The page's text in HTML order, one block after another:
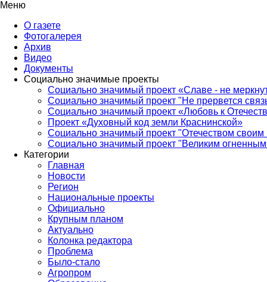
Меню
О газете
Фотогалерея
Архив
Видео
Документы
Социально значимые проекты
Социально значимый проект «Славе - не
Социально значимый проект "Не прервется
Социально значимый проект «Любовь к
Проект «Духовный код земли Краснинской»
Социально значимый проект "Отечеством своим
Социально значимый проект "Великим
Категории
Главная
Новости
Регион
Национальные проекты
Официально
Крупным планом
Актуально
Колонка редактора
Проблема
Было-стало
Агропром